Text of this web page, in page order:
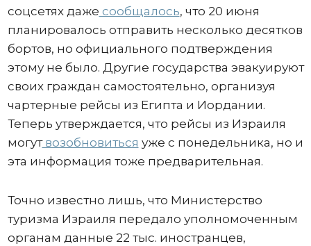
соцсетях даже сообщалось, что 20 июня
планировалось отправить несколько десятков
бортов, но официального подтверждения
этому не было. Другие государства эвакуируют
своих граждан самостоятельно, организуя
чартерные рейсы из Египта и Иордании.
Теперь утверждается, что рейсы из Израиля
могутвозобновиться уже с понедельника, но и
эта информация тоже предварительная.
Точно известно лишь, что Министерство
туризма Израиля передало уполномоченным
органам данные 22 тыс. иностранцев,